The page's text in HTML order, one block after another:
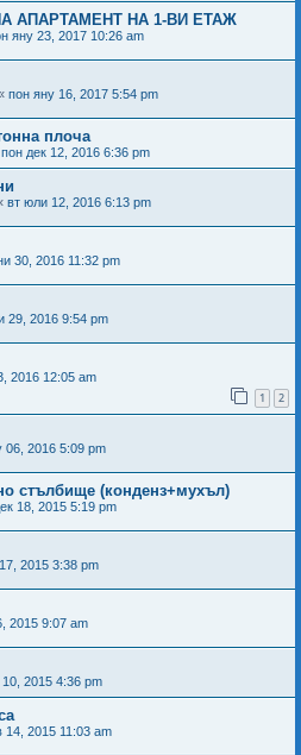
АПАРТАМЕНТ НА 1-ВИ ЕТАЖ
яну 23, 2017 10:26 am
пон яну 16, 2017 5:54 pm
плоча
пон дек 12, 2016 6:36 pm
вт юли 12, 2016 6:13 pm
30, 2016 11:32 pm
29, 2016 9:54 pm
2016 12:05 am
1 2
06, 2016 5:09 pm
стълбище (конденз+мухъл)
18, 2015 5:19 pm
2015 3:38 pm
2015 9:07 am
2015 4:36 pm
2015 11:03 am